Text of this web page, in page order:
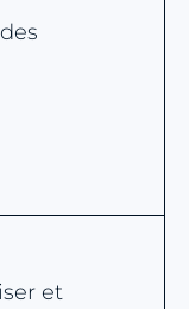
et